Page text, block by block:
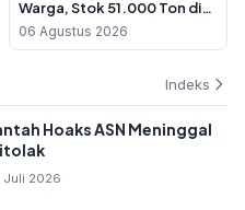
Warga, Stok 51.000 Ton di
Gudang
06 Agustus 2026
Indeks
Hoaks ASN Meninggal
Juli 2026